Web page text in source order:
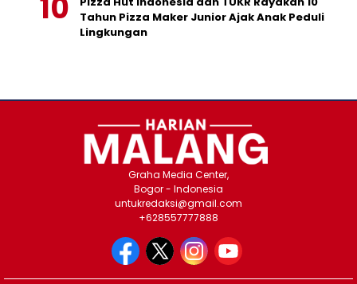
Tahun Pizza Maker Junior Ajak Anak Peduli
Lingkungan
Graha Media Center,
Bogor - Indonesia
untukredaksi@gmail.com
+628557777888